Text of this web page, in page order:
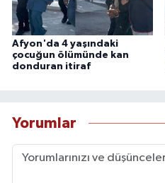
Afyon'da 4 yaşındaki
çocuğun ölümünde kan
donduran itiraf
Yorumlar